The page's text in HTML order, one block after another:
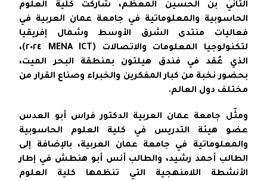
الثاني بن الحسين المعظم، شاركت كلية العلوم
الحاسوبية والمعلوماتية في جامعة عمان العربية في
فعاليات منتدى الشرق الأوسط وشمال إفريقيا
لتكنولوجيا المعلومات والاتصالات (MENA ICT ٢٠٢٤)،
الذي عُقد في فندق هيلتون بمنطقة البحر الميت،
بحضور نخبة من كبار المفكرين والخبراء وصناع القرار من
مختلف دول العالم.
ومثّل جامعة عمان العربية الدكتور فراس أبو العدس
عضو هيئة التدريس في كلية العلوم الحاسوبية
والمعلوماتية في جامعة عمان العربية، بالإضافة إلى
الطالب أحمد رشيد، والطالب أنس أبو هنطش في إطار
الأنشطة اللامنهجية التي تنظمها كلية العلوم